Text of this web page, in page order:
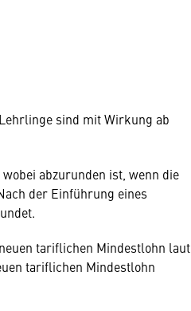
sind mit Wirkung ab
abzurunden ist, wenn die
der Einführung eines
tariflichen Mindestlohn laut
tariflichen Mindestlohn